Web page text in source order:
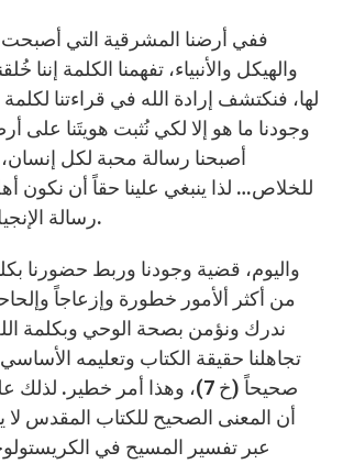
والهيكل والأنبياء، تفهمنا الكلمة إننا
لها، فنكتشف إرادة الله في قراءتنا لكلمة
وجودنا ما هو إلا لكي نُثبت هويتَنا على
أصبحنا رسالة محبة لكل
للخلاص… لذا ينبغي علينا حقاً أن نكون
رسالة الإنجيل وثقافته (ت 2).
من أكثر ألأمور خطورة وإزعاجاً وإلحاحاً
ندرك ونؤمن بصحة الوحي وبكلمة
تجاهلنا حقيقة الكتاب وتعليمه
صحيحاً (خ 7)، وهذا أمر خطير.
أن المعنى الصحيح للكتاب المقدس لا
عبر تفسير المسيح في